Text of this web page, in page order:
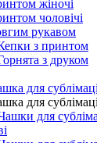
жіночі
чоловічі
рукавом
з принтом
з друком
для
для
для